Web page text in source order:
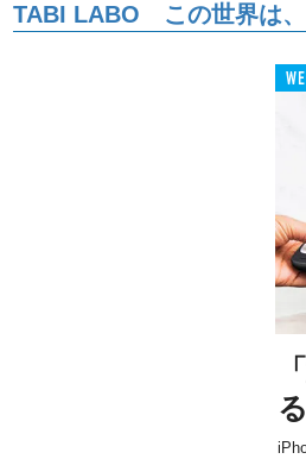
TABI LABO この世界は、